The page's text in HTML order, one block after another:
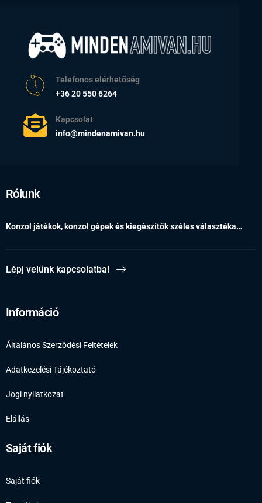
Telefonos elérhetőség
+36 20 550 6264
Kapcsolat
info@mindenamivan.hu
Rólunk
Konzol játékok, konzol gépek és kiegészítők széles választéka…
Lépj velünk kapcsolatba!
Információ
Általános Szerződési Feltételek
Adatkezelési Tájékoztató
Jogi nyilatkozat
Elállás
Saját fiók
Saját fiók